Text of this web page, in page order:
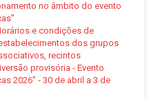
no âmbito do evento
e condições de
dos grupos
recintos
provisória - Evento
2026” - 30 de abril a 3 de